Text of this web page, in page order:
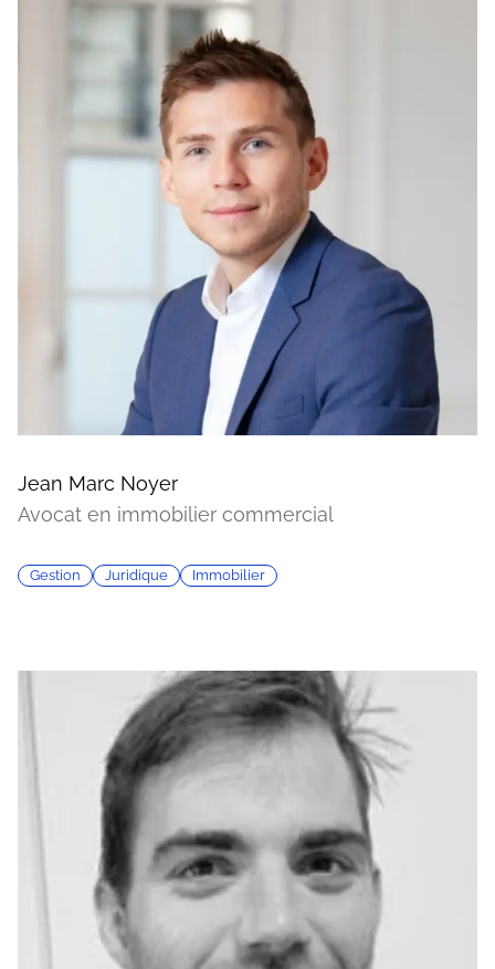
Jean Marc Noyer
Avocat en immobilier commercial
Gestion Juridique Immobilier